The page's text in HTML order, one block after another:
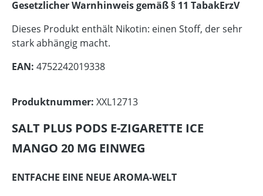
Gesetzlicher Warnhinweis gemäß § 11 TabakErzV
Dieses Produkt enthält Nikotin: einen Stoff, der sehr
stark abhängig macht.
EAN: 4752242019338
Produktnummer: XXL12713
SALT PLUS PODS E-ZIGARETTE ICE
MANGO 20 MG EINWEG
ENTFACHE EINE NEUE AROMA-WELT